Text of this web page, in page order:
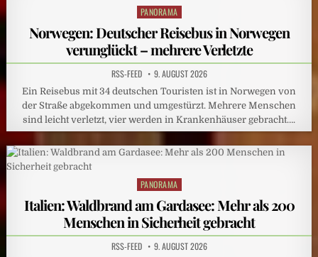
Posted
in
PANORAMA
Norwegen: Deutscher Reisebus in Norwegen
verunglückt – mehrere Verletzte
RSS-FEED 9. AUGUST 2026
Ein Reisebus mit 34 deutschen Touristen ist in Norwegen von
der Straße abgekommen und umgestürzt. Mehrere Menschen
sind leicht verletzt, vier werden in Krankenhäuser gebracht….
Posted
PANORAMA
Italien: Waldbrand am Gardasee: Mehr als 200
Menschen in Sicherheit gebracht
RSS-FEED 9. AUGUST 2026